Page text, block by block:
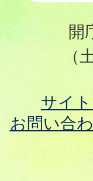
開
（
サイ
お問い合